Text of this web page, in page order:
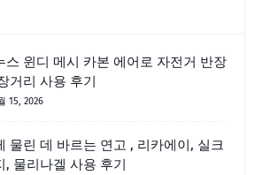
스 윈디 메시 카본 에어로 자전거 반장
거리 사용 후기
15, 2026
물린 데 바르는 연고 , 리카에이, 실크
, 물리나겔 사용 후기